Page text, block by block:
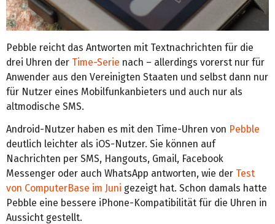
Pebble reicht das Antworten mit Textnachrichten für die
drei Uhren der Time-Serie nach – allerdings vorerst nur für
Anwender aus den Vereinigten Staaten und selbst dann nur
für Nutzer eines Mobilfunkanbieters und auch nur als
altmodische SMS.
Android-Nutzer haben es mit den Time-Uhren von Pebble
deutlich leichter als iOS-Nutzer. Sie können auf
Nachrichten per SMS, Hangouts, Gmail, Facebook
Messenger oder auch WhatsApp antworten, wie der Test
von ComputerBase im Juni gezeigt hat. Schon damals hatte
Pebble eine bessere iPhone-Kompatibilität für die Uhren in
Aussicht gestellt.